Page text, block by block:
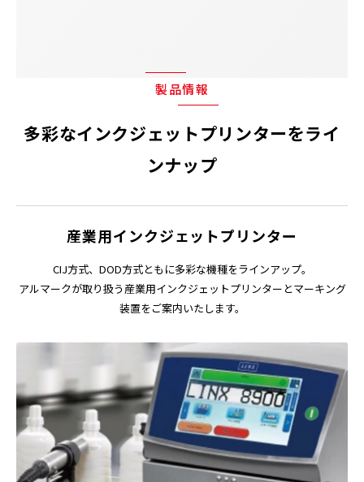
製品情報
多彩なインクジェットプリンターをライ
ンナップ
産業用インクジェットプリンター
CIJ方式、DOD方式ともに多彩な機種をラインアップ。
アルマークが取り扱う産業用インクジェットプリンターとマーキング
装置をご案内いたします。